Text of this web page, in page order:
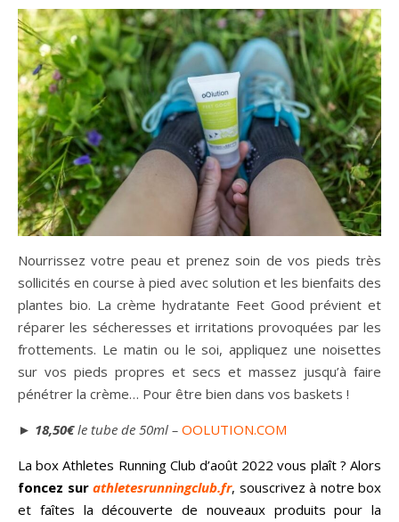
Nourrissez votre peau et prenez soin de vos pieds très
sollicités en course à pied avec solution et les bienfaits des
plantes bio. La crème hydratante Feet Good prévient et
réparer les sécheresses et irritations provoquées par les
frottements. Le matin ou le soi, appliquez une noisettes
sur vos pieds propres et secs et massez jusqu’à faire
pénétrer la crème… Pour être bien dans vos baskets !
► 18,50€le tube de 50ml – OOLUTION.COM
La box Athletes Running Club d’août 2022 vous plaît ? Alors
foncez sur athletesrunningclub.fr, souscrivez à notre box
et faîtes la découverte de nouveaux produits pour la